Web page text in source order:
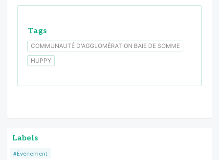
Tags
COMMUNAUTÉ D'AGGLOMÉRATION BAIE DE SOMME
HUPPY
Labels
#Événement